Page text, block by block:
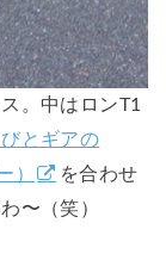
。中はロンT1
とギアの
）
を合わせ
〜（笑）